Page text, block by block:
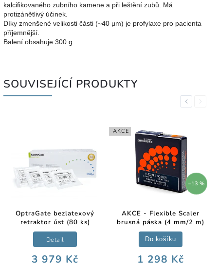
kalcifikovaného zubního kamene a při leštění zubů. Má
protizánětlivý účinek.
Díky zmenšené velikosti části (~40 µm) je profylaxe pro pacienta
příjemnější.
Balení obsahuje 300 g.
SOUVISEJÍCÍ PRODUKTY
Previous
OptraGate bezlatexový
retraktor úst (80 ks)
3 979 Kč
Detail
AKCE
–13 %
AKCE - Flexible Scaler
brusná páska (4 mm/2 m)
1 298 Kč
Do košíku
Next